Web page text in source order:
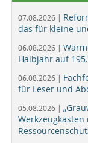
07.08.2026 |
das für kleine
06.08.2026 |
Halbjahr auf
06.08.2026 |
für Leser und
05.08.2026 |